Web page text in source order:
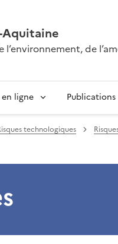
Aquitaine
l’environnement, de
ligne Publications
technologiques